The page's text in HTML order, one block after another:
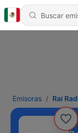
Emisoras Rai